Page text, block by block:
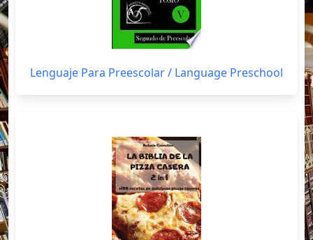
Lenguaje Para Preescolar / Language Preschool